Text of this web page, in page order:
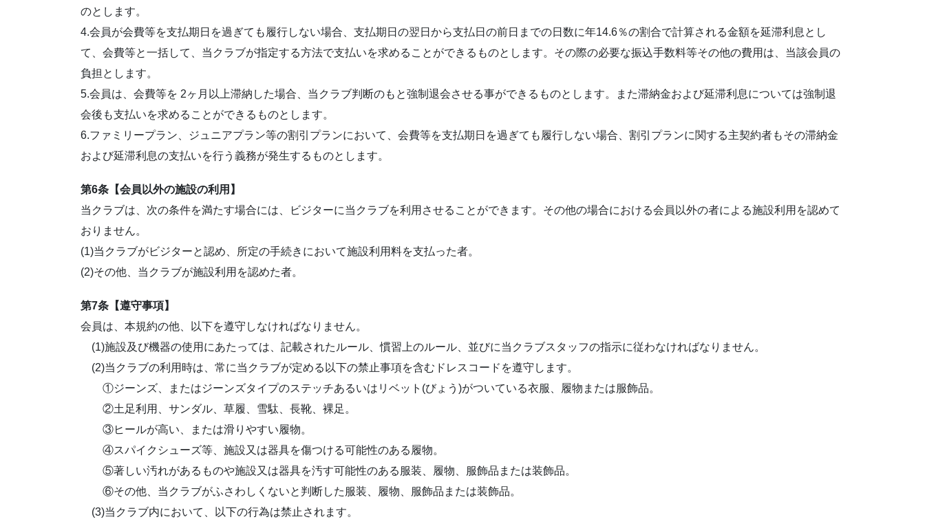
のとします。
4.会員が会費等を支払期日を過ぎても履行しない場合、支払期日の翌日から支払日の前日までの日数に年14.6％の割合で計算される金額を延滞利息とし
て、会費等と一括して、当クラブが指定する方法で支払いを求めることができるものとします。その際の必要な振込手数料等その他の費用は、当該会員の
負担とします。
5.会員は、会費等を 2ヶ月以上滞納した場合、当クラブ判断のもと強制退会させる事ができるものとします。また滞納金および延滞利息については強制退
会後も支払いを求めることができるものとします。
6.ファミリープラン、ジュニアプラン等の割引プランにおいて、会費等を支払期日を過ぎても履行しない場合、割引プランに関する主契約者もその滞納金
および延滞利息の支払いを行う義務が発生するものとします。
第6条【会員以外の施設の利用】
当クラブは、次の条件を満たす場合には、ビジターに当クラブを利用させることができます。その他の場合における会員以外の者による施設利用を認めて
おりません。
(1)当クラブがビジターと認め、所定の手続きにおいて施設利用料を支払った者。
(2)その他、当クラブが施設利用を認めた者。
第7条【遵守事項】
会員は、本規約の他、以下を遵守しなければなりません。
(1)施設及び機器の使用にあたっては、記載されたルール、慣習上のルール、並びに当クラブスタッフの指示に従わなければなりません。
(2)当クラブの利用時は、常に当クラブが定める以下の禁止事項を含むドレスコードを遵守します。
①ジーンズ、またはジーンズタイプのステッチあるいはリベット(びょう)がついている衣服、履物または服飾品。
②土足利用、サンダル、草履、雪駄、長靴、裸足。
③ヒールが高い、または滑りやすい履物。
④スパイクシューズ等、施設又は器具を傷つける可能性のある履物。
⑤著しい汚れがあるものや施設又は器具を汚す可能性のある服装、履物、服飾品または装飾品。
⑥その他、当クラブがふさわしくないと判断した服装、履物、服飾品または装飾品。
(3)当クラブ内において、以下の行為は禁止されます。